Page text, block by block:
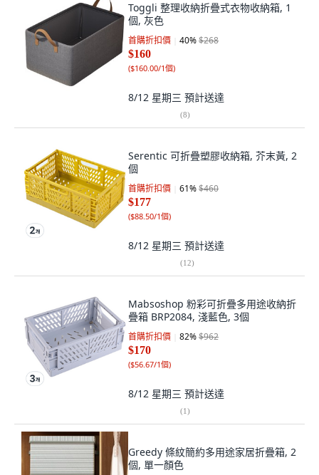
Toggli 整理收納折疊式衣物收納箱, 1
個, 灰色
首購折扣價 40%$268
$160
($160.00/1個)
8/12 星期三 預計送達
(8)
Serentic 可折疊塑膠收納箱, 芥末黃, 2
個
首購折扣價 61%$460
$177
($88.50/1個)
8/12 星期三 預計送達
(12)
Mabsoshop 粉彩可折疊多用途收納折
疊箱 BRP2084, 淺藍色, 3個
首購折扣價 82%$962
$170
($56.67/1個)
8/12 星期三 預計送達
(1)
Greedy 條紋簡約多用途家居折疊箱, 2
個, 單一顏色